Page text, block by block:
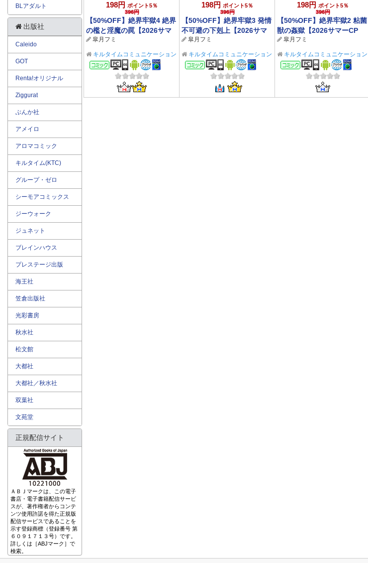
198円 ポイント5％
396円
【50%OFF】絶界牢獄4 絶界
の檻と淫魔の罠【2026サマ
ーCP 8/31まで】
皐月フミ
キルタイムコミュニケーション
BL/TL
コミック
198円 ポイント5％
396円
【50%OFF】絶界牢獄3 発情
不可避の下剋上【2026サマ
ーCP 8/31まで】
皐月フミ
キルタイムコミュニケーション
BL/TL
コミック
198円 ポイント5％
396円
【50%OFF】絶界牢獄2 粘菌
獣の姦獄【2026サマーCP
8/31まで】
皐月フミ
キルタイムコミュニケーション
BL/TL
コミック
BLアダルト
出版社
Caleido
GOT
Renta!オリジナル
Ziggurat
ぶんか社
アメイロ
アロマコミック
キルタイム(KTC)
グループ・ゼロ
シーモアコミックス
ジーウォーク
ジュネット
ブレインハウス
プレステージ出版
海王社
笠倉出版社
光彩書房
秋水社
松文館
大都社
大都社／秋水社
双葉社
文苑堂
正規配信サイト
ＡＢＪマークは、この電子
書店・電子書籍配信サービ
スが、著作権者からコンテ
ンツ使用許諾を得た正規版
配信サービスであることを
示す登録商標（登録番号 第
６０９１７１３号）です。
詳しくは［ABJマーク］で
検索。